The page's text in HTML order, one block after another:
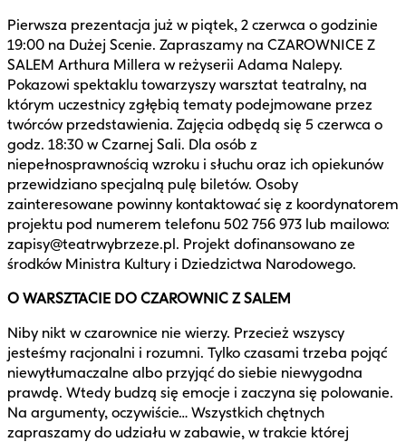
Pierwsza prezentacja już w piątek, 2 czerwca o godzinie
19:00 na Dużej Scenie. Zapraszamy na CZAROWNICE Z
SALEM Arthura Millera w reżyserii Adama Nalepy.
Pokazowi spektaklu towarzyszy warsztat teatralny, na
którym uczestnicy zgłębią tematy podejmowane przez
twórców przedstawienia. Zajęcia odbędą się 5 czerwca o
godz. 18:30 w Czarnej Sali. Dla osób z
niepełnosprawnością wzroku i słuchu oraz ich opiekunów
przewidziano specjalną pulę biletów. Osoby
zainteresowane powinny kontaktować się z koordynatorem
projektu pod numerem telefonu 502 756 973 lub mailowo:
zapisy@teatrwybrzeze.pl. Projekt dofinansowano ze
środków Ministra Kultury i Dziedzictwa Narodowego.
O WARSZTACIE DO CZAROWNIC Z SALEM
Niby nikt w czarownice nie wierzy. Przecież wszyscy
jesteśmy racjonalni i rozumni. Tylko czasami trzeba pojąć
niewytłumaczalne albo przyjąć do siebie niewygodna
prawdę. Wtedy budzą się emocje i zaczyna się polowanie.
Na argumenty, oczywiście… Wszystkich chętnych
zapraszamy do udziału w zabawie, w trakcie której